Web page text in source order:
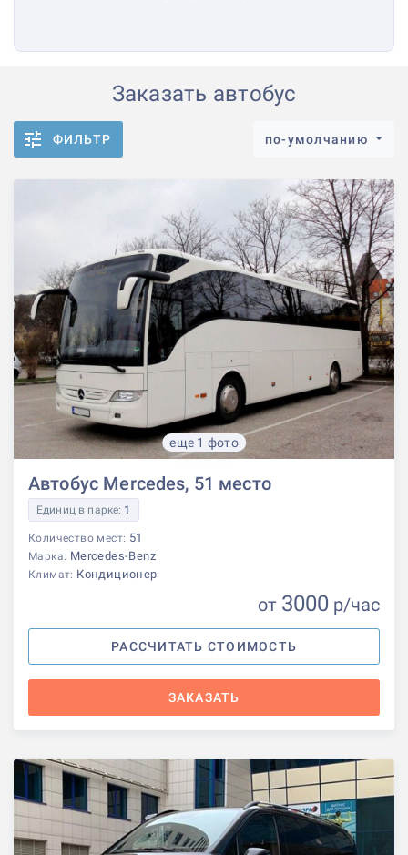
Заказать автобус
ФИЛЬТР по-умолчанию
еще 1 фото
Автобус Mercedes, 51 место
Единиц в парке: 1
Количество мест: 51
Марка: Mercedes-Benz
Климат: Кондиционер
от 3000 р/час
РАССЧИТАТЬ СТОИМОСТЬ
ЗАКАЗАТЬ